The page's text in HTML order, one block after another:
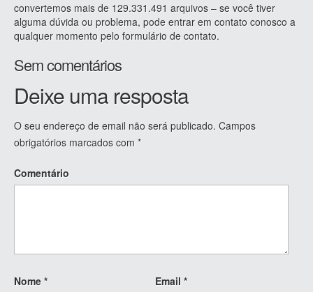
convertemos mais de 129.331.491 arquivos – se você tiver
alguma dúvida ou problema, pode entrar em contato conosco a
qualquer momento pelo formulário de contato.
Sem comentários
Deixe uma resposta
O seu endereço de email não será publicado. Campos
obrigatórios marcados com *
Comentário
Nome * Email *